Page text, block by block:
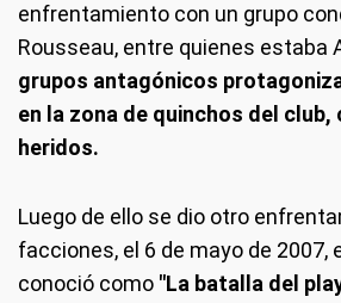
enfrentamiento con un grupo
Rousseau, entre quienes estaba
grupos antagónicos
en la zona de quinchos del club,
heridos.
Luego de ello se dio otro
facciones, el 6 de mayo de 2007,
conoció como "La batalla del